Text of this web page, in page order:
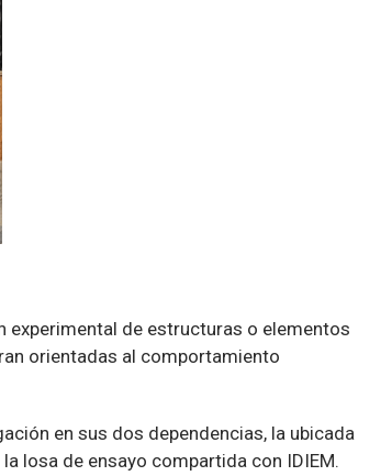
experimental de estructuras o elementos
orientadas al comportamiento
en sus dos dependencias, la ubicada
losa de ensayo compartida con IDIEM.